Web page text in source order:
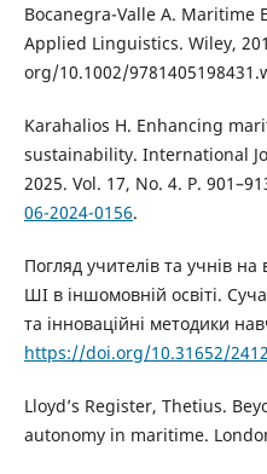
Bocanegra-Valle A. Maritime
Applied Linguistics. Wiley,
org/10.1002/
Karahalios H. Enhancing
sustainability. International
2025. Vol. 17, No. 4. P.
06-2024-0156.
Погляд учителів та учнів
ШІ в іншомовній освіті.
та інноваційні методики
https://doi.org/10.31652/
Lloyd’s Register, Thetius.
autonomy in maritime.